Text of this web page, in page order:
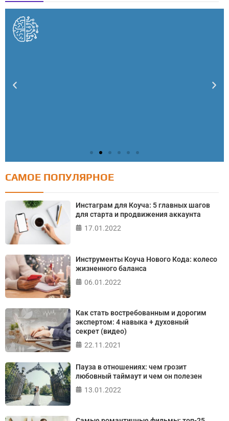
Тест: Как я контролирую свою жизнь?
Онлайн тест на основе шкалы локуса контроля
Джулиана Роттера
САМОЕ ПОПУЛЯРНОЕ
Инстаграм для Коуча: 5 главных шагов
для старта и продвижения аккаунта
17.01.2022
Инструменты Коуча Нового Кода: колесо
жизненного баланса
06.01.2022
Как стать востребованным и дорогим
экспертом: 4 навыка + духовный
секрет (видео)
22.11.2021
Пауза в отношениях: чем грозит
любовный таймаут и чем он полезен
13.01.2022